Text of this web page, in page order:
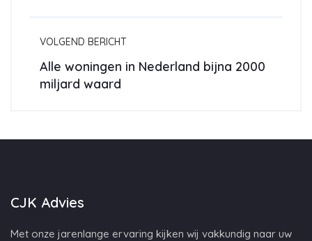
VOLGEND BERICHT
Alle woningen in Nederland bijna 2000
miljard waard
CJK Advies
Met onze jarenlange ervaring kijken wij vakkundig naar uw